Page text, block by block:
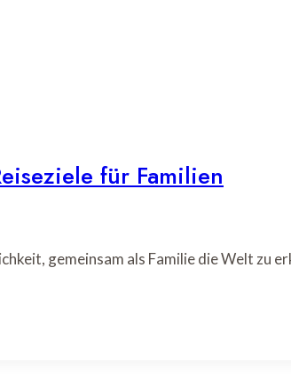
für Familien
gemeinsam als Familie die Welt zu